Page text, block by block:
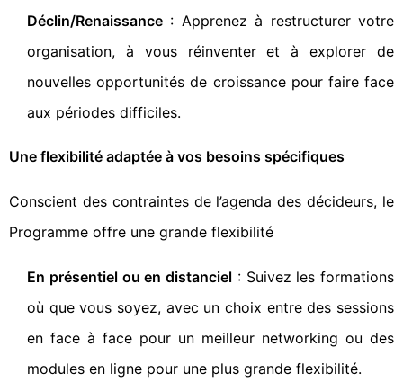
Déclin/Renaissance : Apprenez à restructurer votre
organisation, à vous réinventer et à explorer de
nouvelles opportunités de croissance pour faire face
aux périodes difficiles.
Une flexibilité adaptée à vos besoins spécifiques
Conscient des contraintes de l’agenda des décideurs, le
Programme offre une grande flexibilité
En présentiel ou en distanciel : Suivez les formations
où que vous soyez, avec un choix entre des sessions
en face à face pour un meilleur networking ou des
modules en ligne pour une plus grande flexibilité.